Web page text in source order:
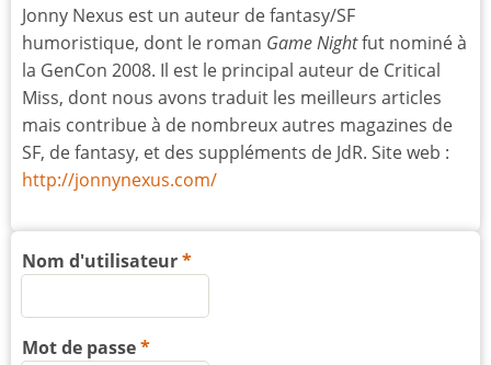
Jonny Nexus est un auteur de fantasy/SF
humoristique, dont le roman Game Nightfut nominé à
la GenCon 2008. Il est le principal auteur de Critical
Miss, dont nous avons traduit les meilleurs articles
mais contribue à de nombreux autres magazines de
SF, de fantasy, et des suppléments de JdR. Site web :
http://jonnynexus.com/
Nom d'utilisateur
Mot de passe